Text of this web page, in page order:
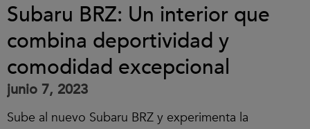
Subaru BRZ: Un interior que
combina deportividad y
comodidad excepcional
junio 7, 2023
Sube al nuevo Subaru BRZ y experimenta la